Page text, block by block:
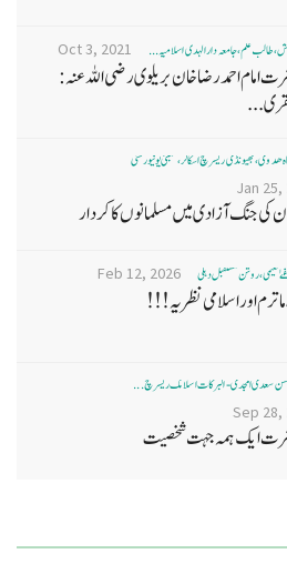
طالب علم، جامعہ دارالہدی اسلامیہ ... Oct 3, 2021
امام احمد رضا خان بریلوی رضی اللہ عنہ:
بھیونڈی ریسرچ اسکالر، ممبئی یونیورسٹی
Jan 25,
کی جنگ آزادی میں مسلمانوں کا کردار
نعیمی، روشن مستقبل دہلی Feb 12, 2026
اور اسلامی نظریہ!!!
حسن سعدی امجدی - البرکات اسلامک ریسرچ ...
Sep 28,
ایک ہمہ جہت شخصیت